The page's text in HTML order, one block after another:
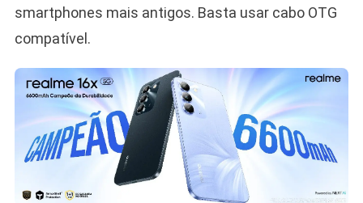
smartphones mais antigos. Basta usar cabo OTG
compatível.